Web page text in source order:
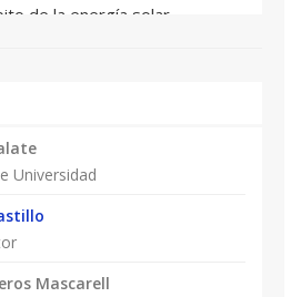
de la energía solar
los estudios por otras
en la tecnología
asesores financieros,
una instalación
Universidad
Mascarell